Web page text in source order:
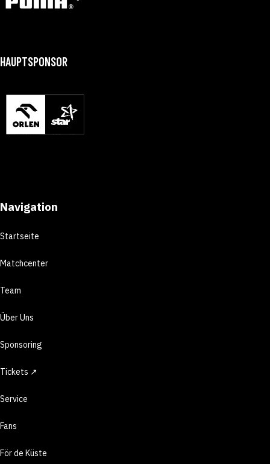
HAUPTSPONSOR
Navigation
Startseite
Matchcenter
Team
Über Uns
Sponsoring
Tickets ↗
Service
Fans
För de Küste